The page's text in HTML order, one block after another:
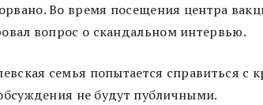
Во время посещения центра
вопрос о скандальном интервью.
семья попытается справиться с
не будут публичными.